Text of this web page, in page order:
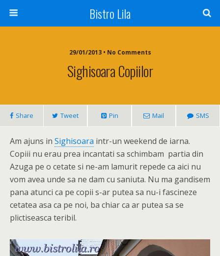
Bistro Lila
29/01/2013 • No Comments
Sighisoara Copiilor
Share Tweet Pin Mail SMS
Am ajuns in Sighisoara intr-un weekend de iarna.
Copiii nu erau prea incantati sa schimbam partia din
Azuga pe o cetate si ne-am lamurit repede ca aici nu
vom avea unde sa ne dam cu saniuta. Nu ma gandisem
pana atunci ca pe copii s-ar putea sa nu-i fascineze
cetatea asa ca pe noi, ba chiar ca ar putea sa se
plictiseasca teribil.